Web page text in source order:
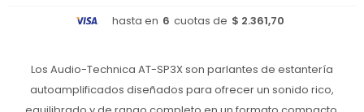
hasta en 6 cuotas de $ 2.361,70
Los Audio-Technica AT-SP3X son parlantes de estantería
autoamplificados diseñados para ofrecer un sonido rico,